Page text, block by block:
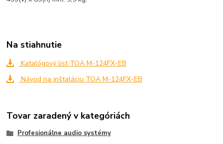
Na stiahnutie
Katalógový list TOA M-124FX-EB
Návod na inštaláciu TOA M-124FX-EB
Tovar zaradený v kategóriách
Profesionálne audio systémy